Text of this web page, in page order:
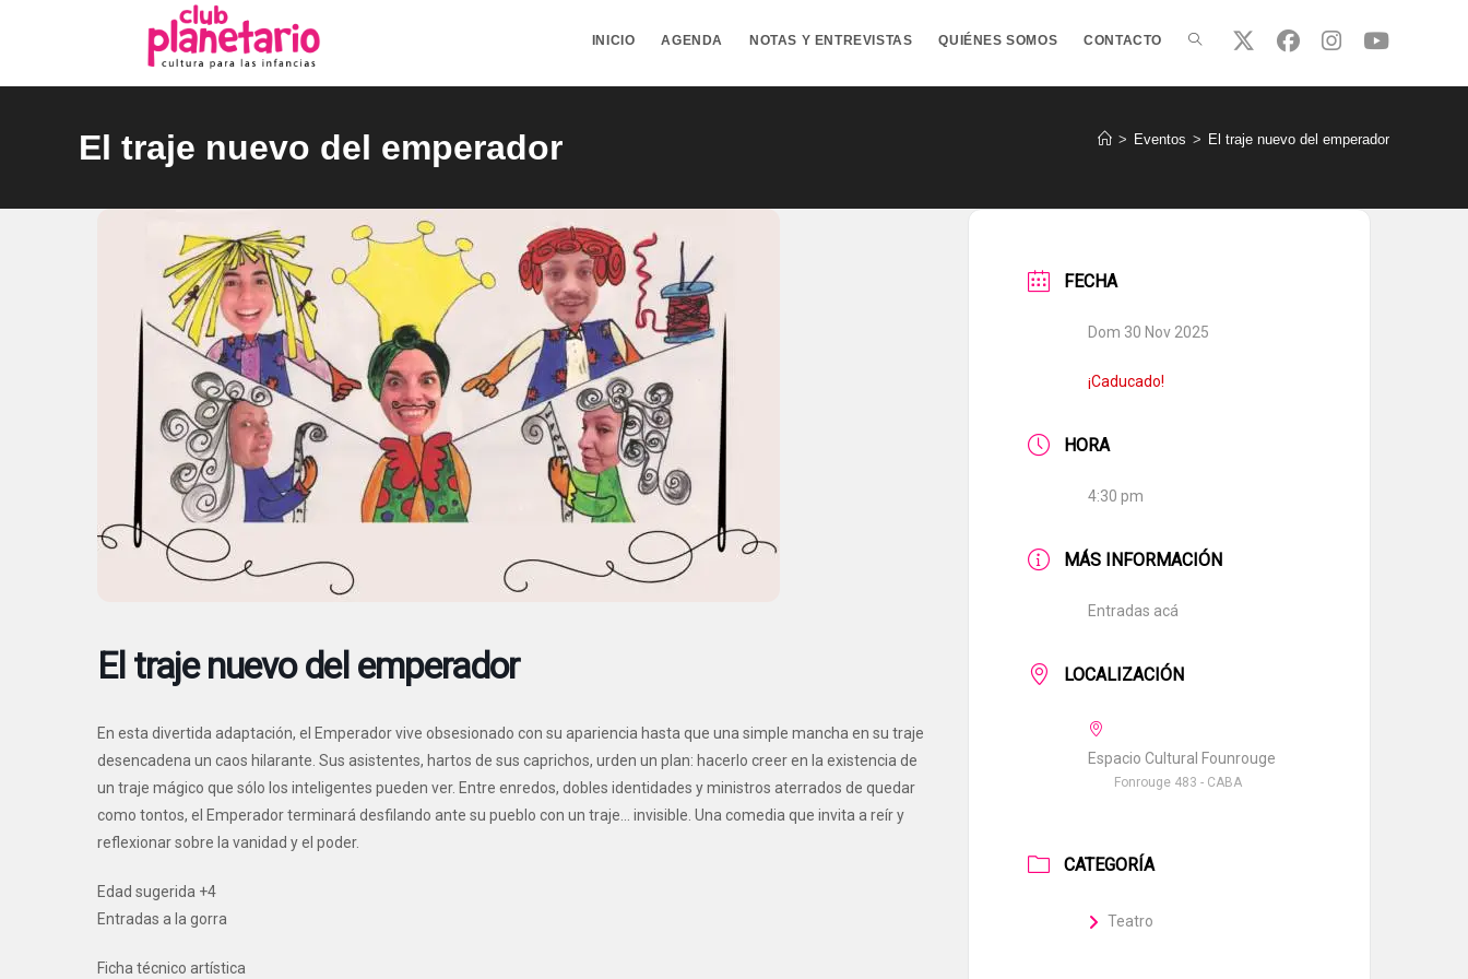
INICIO AGENDA NOTAS Y ENTREVISTAS QUIÉNES SOMOS CONTACTO ALTERNAR
El traje nuevo del emperador > Eventos > El traje nuevo del emperador
El traje nuevo del emperador
En esta divertida adaptación, el Emperador vive obsesionado con su apariencia hasta que una simple mancha en su traje
desencadena un caos hilarante. Sus asistentes, hartos de sus caprichos, urden un plan: hacerlo creer en la existencia de
un traje mágico que sólo los inteligentes pueden ver. Entre enredos, dobles identidades y ministros aterrados de quedar
como tontos, el Emperador terminará desfilando ante su pueblo con un traje… invisible. Una comedia que invita a reír y
reflexionar sobre la vanidad y el poder.
Edad sugerida +4
Entradas a la gorra
Ficha técnico artística
FECHA
Dom 30 Nov 2025
¡Caducado!
HORA
4:30 pm
MÁS INFORMACIÓN
Entradas acá
LOCALIZACIÓN
Espacio Cultural Founrouge
Fonrouge 483 - CABA
CATEGORÍA
Teatro